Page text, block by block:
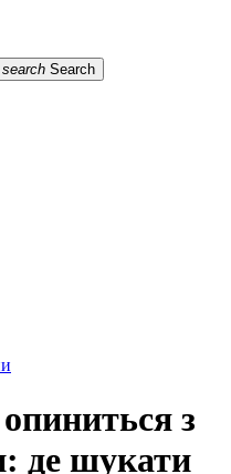
search Search
з
де шукати